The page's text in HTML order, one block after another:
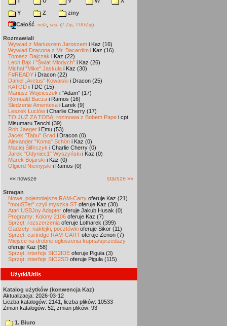
Y
Z
ziny
Całość md5 sha (7-Zip TUGZip)
Rozmawiali
Wywiad z Mariuszem Jaroszem i Kaz (16)
Wywiad Dracona z Mr. Bacardim i Kaz (16)
Tomasz Dajczak i Kaz (22)
Lech Bąk i "Świat Młodych" i Kaz (26)
Michał "Mike" Jaskuła i Kaz (30)
F#READY i Dracon (22)
Daniel „Arctus” Kowalski i Dracon (25)
KATOD i TDC (15)
Mariusz Wojcieszek i "Adam" (17)
Romuald Bacza i Ramos (16)
Śledzenie Amentesa i Larek (9)
Leszek Łuciów i Charlie Cherry (17)
TO JUŻ ZA TOBĄ: rozmowa z Bobem Pape i cpt.
Misumaru Tenchi (39)
Rob Jaeger i Emu (53)
Jacek "Tabu" Grad i Dracon (0)
Alexander "Koma" Schön i Kaz (0)
Maciej Ślifirczyk i Charlie Cherry (0)
Jarek "Odyniec1" Wyszyński i Kaz (0)
Marek Bojarski i Kaz (0)
Olgierd Niemyjski i Ramos (0)
«« nowsze starsze »»
Stragan
Nowe, pojemniejsze RAM-Carty oferuje Kaz (21)
"mouSTer" czyli myszka ST oferuje Kaz (30)
Atari USBJoy Adapter oferuje Jakub Husak (0)
Programy: Kolony 2106 oferuje Kaz (7)
Sprzęt: rozszerzenia oferuje Lotharek (399)
Gadżety: naklejki, pocztówki oferuje Sikor (11)
Sprzęt: cartridge RAM-CART oferuje Zenon (7)
Miejsce na drobne ogłoszenia kupna/sprzedaży
oferuje Kaz (58)
Sprzęt: interfejs SIO2IDE oferuje Piguła (3)
Sprzęt: interfejs SIO2SD oferuje Piguła (115)
Użytki/Utils
Katalog użytków (konwencja Kaz)
Aktualizacja: 2026-03-12
Liczba katalogów: 2141, liczba plików: 10533
Zmian katalogów: 52, zmian plików: 93
1. Biuro